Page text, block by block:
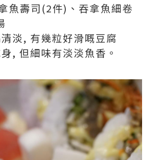
魚壽司(2件)、吞拿魚細卷
淡, 有幾粒好滑嘅豆腐
, 但細味有淡淡魚香。